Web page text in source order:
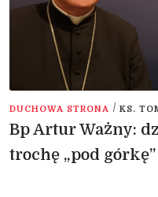
DUCHOWA STRONA / KS.
Bp Artur Ważny:
trochę „pod górkę”